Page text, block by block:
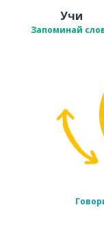
Учи
Запоминай